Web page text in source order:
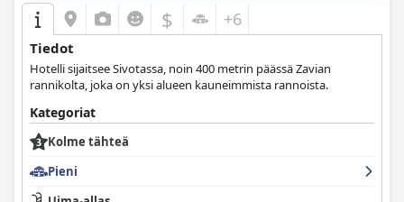
$ +6
Tiedot
Hotelli sijaitsee Sivotassa, noin 400 metrin päässä Zavian
rannikolta, joka on yksi alueen kauneimmista rannoista.
Kategoriat
Kolme tähteä
Pieni